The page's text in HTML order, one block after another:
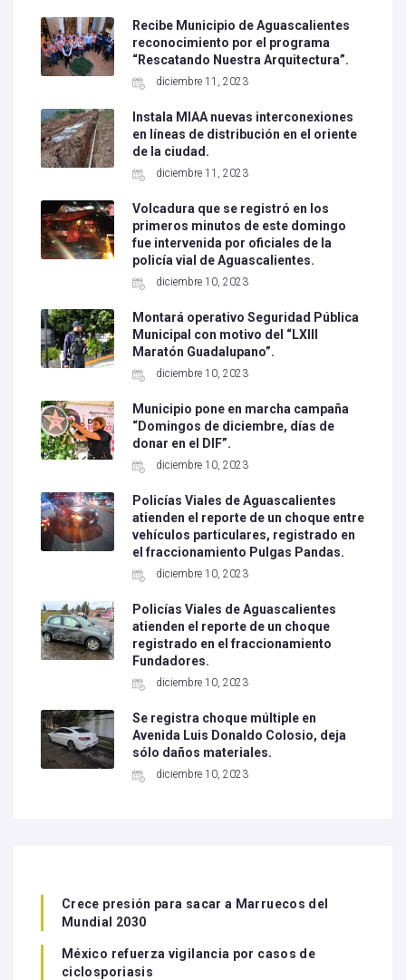
Recibe Municipio de Aguascalientes
reconocimiento por el programa
“Rescatando Nuestra Arquitectura”.
diciembre 11, 2023
Instala MIAA nuevas interconexiones
en líneas de distribución en el oriente
de la ciudad.
diciembre 11, 2023
Volcadura que se registró en los
primeros minutos de este domingo
fue intervenida por oficiales de la
policía vial de Aguascalientes.
diciembre 10, 2023
Montará operativo Seguridad Pública
Municipal con motivo del “LXIII
Maratón Guadalupano”.
diciembre 10, 2023
Municipio pone en marcha campaña
“Domingos de diciembre, días de
donar en el DIF”.
diciembre 10, 2023
Policías Viales de Aguascalientes
atienden el reporte de un choque entre
vehículos particulares, registrado en
el fraccionamiento Pulgas Pandas.
diciembre 10, 2023
Policías Viales de Aguascalientes
atienden el reporte de un choque
registrado en el fraccionamiento
Fundadores.
diciembre 10, 2023
Se registra choque múltiple en
Avenida Luis Donaldo Colosio, deja
sólo daños materiales.
diciembre 10, 2023
Crece presión para sacar a Marruecos del
Mundial 2030
México refuerza vigilancia por casos de
ciclosporiasis